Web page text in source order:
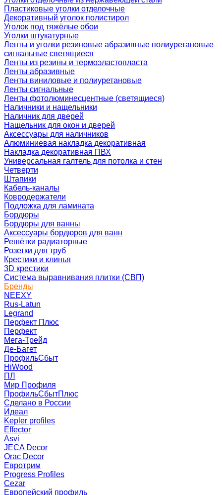
Пластиковые уголки отделочные
Декоративный уголок полистирол
Уголок под тяжёлые обои
Уголки штукатурные
Ленты и уголки резиновые абразивные полиуретановые
сигнальные светящиеся
Ленты из резины и термоэластопласта
Ленты абразивные
Ленты виниловые и полиуретановые
Ленты сигнальные
Ленты фотолюминесцентные (светящиеся)
Наличники и нащельники
Наличник для дверей
Нащельник для окон и дверей
Аксессуары для наличников
Алюминиевая накладка декоративная
Накладка декоративная ПВХ
Универсальная галтель для потолка и стен
Четверти
Штапики
Кабель-каналы
Ковродержатели
Подложка для ламината
Бордюры
Бордюры для ванны
Аксессуары бордюров для ванн
Решётки радиаторные
Розетки для труб
Крестики и клинья
3D крестики
Система выравнивания плитки (СВП)
Бренды
NEEXY
Rus-Latun
Legrand
Перфект Плюс
Перфект
Мега-Трейд
Де-Багет
ПрофильСбыт
HiWood
ПЛ
Мир Профиля
ПрофильСбытПлюс
Сделано в России
Идеал
Kepler profiles
Effector
Asvi
JECA Decor
Orac Decor
Евротрим
Progress Profiles
Cezar
Европейский профиль